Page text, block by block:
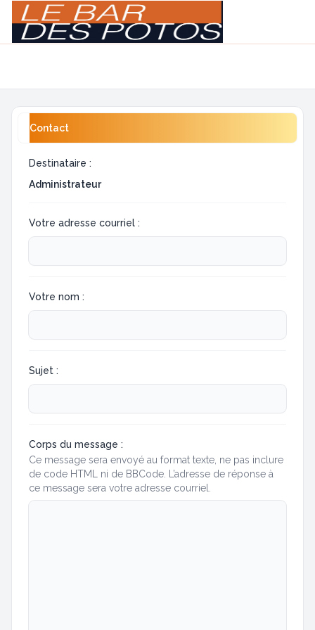
Contact
Destinataire :
Administrateur
Votre adresse courriel :
Votre nom :
Sujet :
Corps du message :
Ce message sera envoyé au format texte, ne pas inclure
de code HTML ni de BBCode. L’adresse de réponse à
ce message sera votre adresse courriel.